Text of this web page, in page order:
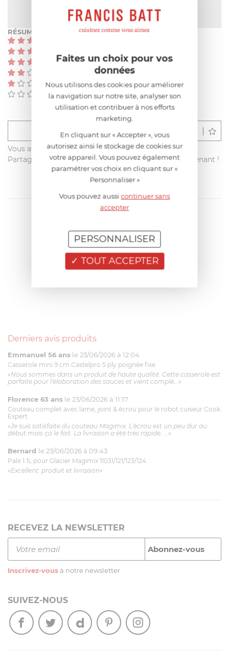
Pas encore de note
RÉSUMÉ
(0)
(0)
(0)
Déposer un avis
Vous avez acheté ce produit sur francisbatt.com ?
Partagez votre avis avec les autres clients dès maintenant !
Derniers avis produits
Emmanuel 56 ans le 23/06/2026 à 12:04
Casserole mini 9 cm Castelpro 5 ply poignée fixe
«Nous sommes dans un produit de haute qualité. Cette casserole est
parfaite pour l'élaboration des sauces et vient complé...»
Florence 63 ans le 23/06/2026 à 11:17
Couteau complet avec lame, joint & écrou pour le robot cuiseur Cook
Expert
«Je suis satisfaite du couteau Magimix. L'écrou est un peu dur au
début mais ça le fait. La livraison a été très rapide. ...»
Bernard le 23/06/2026 à 09:43
Pale 1.1L pour Glacier Magimix 11031/121/123/124
«Excellent: produit et livraison»
RECEVEZ LA NEWSLETTER
Inscrivez-vous à notre newsletter
SUIVEZ-NOUS
Faites un choix pour vos
données
Nous utilisons des cookies pour améliorer
la navigation sur notre site, analyser son
utilisation et contribuer à nos efforts
marketing.
En cliquant sur « Accepter », vous
autorisez ainsi le stockage de cookies sur
votre appareil. Vous pouvez également
paramétrer vos choix en cliquant sur «
Personnaliser »
Vous pouvez aussicontinuer sans
accepter
TOUT ACCEPTER
PERSONNALISER